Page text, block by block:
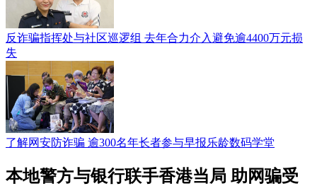
反诈骗指挥处与社区巡逻组 去年合力介入避免逾4400万元损
失
了解网安防诈骗 逾300名年长者参与早报乐龄数码学堂
本地警方与银行联手香港当局 助网骗受